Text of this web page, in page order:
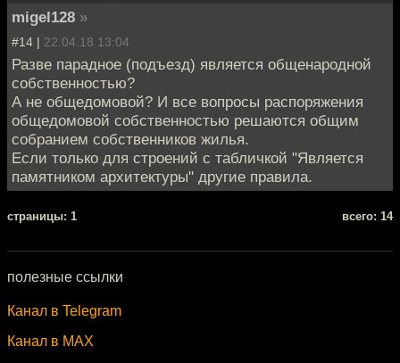
migel128 »
#14 | 22.04.18 13:04
Разве парадное (подъезд) является общенародной
собственностью?
А не общедомовой? И все вопросы распоряжения
общедомовой собственностью решаются общим
собранием собственников жилья.
Если только для строений с табличкой "Является
памятником архитектуры" другие правила.
cтраницы: 1 всего: 14
полезные ссылки
Канал в Telegram
Канал в MAX